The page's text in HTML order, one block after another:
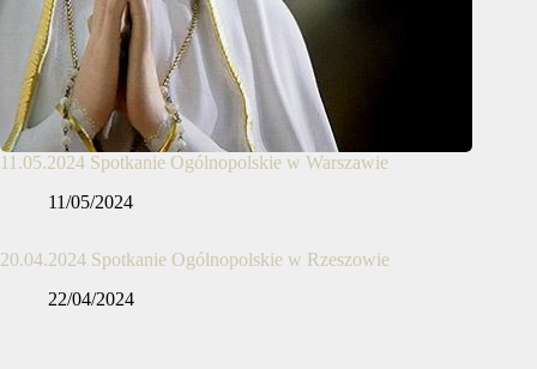
11.05.2024 Spotkanie Ogólnopolskie w Warszawie
11/05/2024
20.04.2024 Spotkanie Ogólnopolskie w Rzeszowie
22/04/2024